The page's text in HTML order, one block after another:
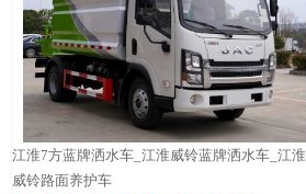
江淮7方蓝牌洒水车_江淮威铃蓝牌洒水车_江淮
威铃路面养护车